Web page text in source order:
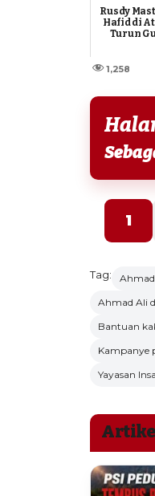
Rusdy
Hafid di
Turun
1,258
1
Tag:
Ahmad Ali
Bantuan
Kampanye
Yayasan